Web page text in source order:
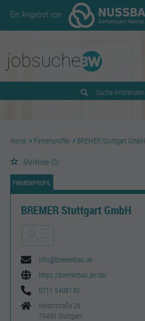
Ein Angebot von
Suche einblenden
Home Firmenprofile BREMER Stuttgart GmbH
Merkliste (0)
FIRMENPROFIL
BREMER Stuttgart GmbH
info@bremerbau.de
https://bremerbau.de/de/
0711 5408130
Motorstraße 26
70499 Stuttgart